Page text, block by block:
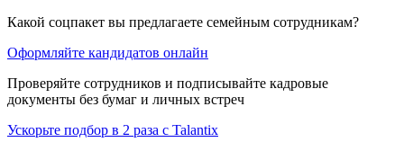
Какой соцпакет вы предлагаете семейным сотрудникам?
Оформляйте кандидатов онлайн
Проверяйте сотрудников и подписывайте кадровые
документы без бумаг и личных встреч
Ускорьте подбор в 2 раза с Talantix